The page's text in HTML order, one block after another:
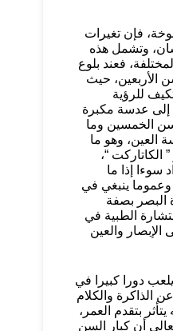
فإن تغيرات
وتشمل هذه
فعند بلوع
الأربعين، حيث
للرؤية
إلى عدسة مكبرة
سن الخمسين وما
العين، وهو ما
الكاتاركت “،
سوءا إذا ما
ينبغي في
البصر بصفة
الطبية في
والعين
دورا كبيرا في
الذاكرة والكلام
بتقدم العمر،
أن كبار السن